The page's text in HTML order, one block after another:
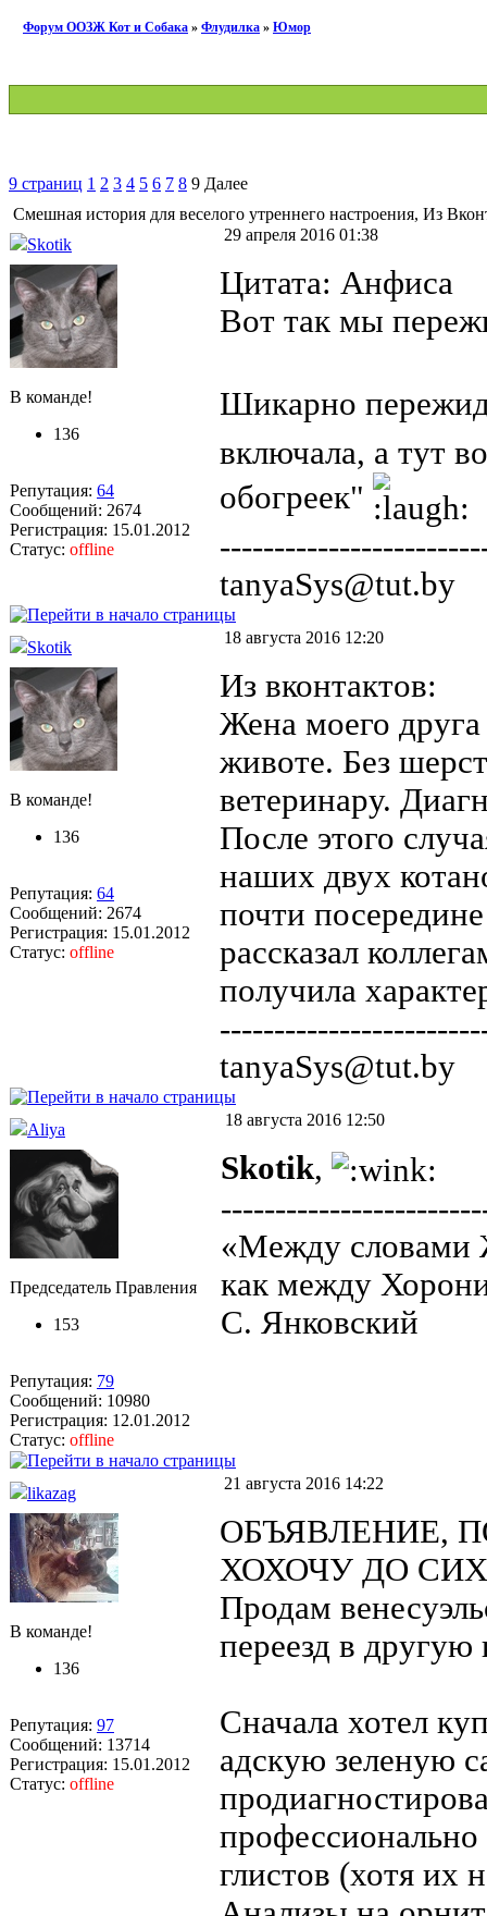
Форум ООЗЖ Кот и Собака » Флудилка » Юмор
9 страниц 1 2 3 4 5 6 7 8 9 Далее
Смешная история для веселого утреннего настроения, Из
Skotik
29 апреля 2016 01:38
В команде!
136
Репутация: 64
Сообщений: 2674
Регистрация: 15.01.2012
Статус: offline
Цитата: Анфиса
Вот так мы
Шикарно
включала, а тут
обогреек"
tanyaSys@tut.by
Skotik
18 августа 2016 12:20
В команде!
136
Репутация: 64
Сообщений: 2674
Регистрация: 15.01.2012
Статус: offline
Из вконтактов:
Жена моего
животе. Без
ветеринару.
После этого
наших двух
почти
рассказал
получила
tanyaSys@tut.by
Aliya
18 августа 2016 12:50
Председатель Правления
153
Репутация: 79
Сообщений: 10980
Регистрация: 12.01.2012
Статус: offline
Skotik,
«Между словами
как между
С. Янковский
likazag
21 августа 2016 14:22
В команде!
136
Репутация: 97
Сообщений: 13714
Регистрация: 15.01.2012
Статус: offline
ОБЪЯВЛЕНИЕ,
ХОХОЧУ ДО
Продам
переезд в другую
Сначала хотел
адскую зеленую
глистов (хотя их